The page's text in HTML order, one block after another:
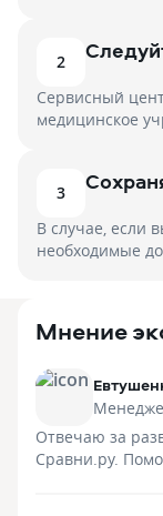
2
Сервисный
медицинское
3
В случае, если
необходимые
Мнение
Отвечаю за
Сравни.ру.